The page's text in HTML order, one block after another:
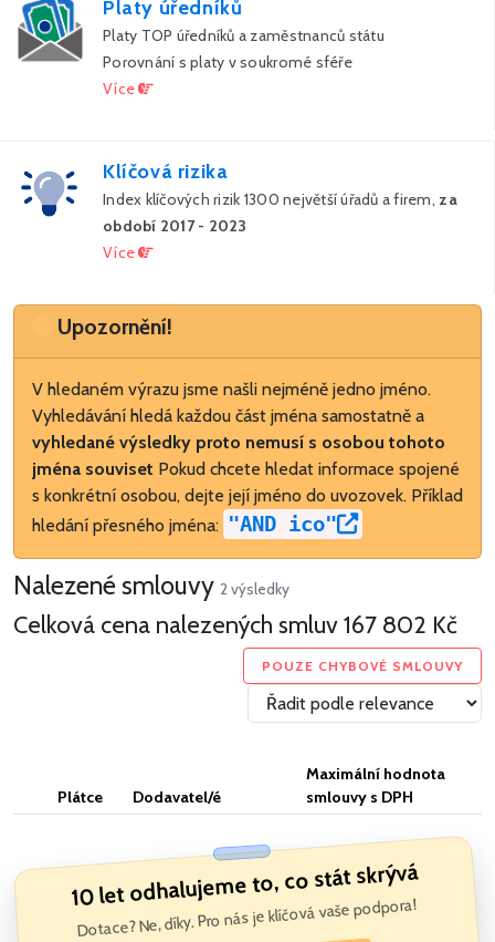
Platy úředníků
Platy TOP úředníků a zaměstnanců státu
Porovnání s platy v soukromé sféře
Více
Klíčová rizika
Index klíčových rizik 1300 největší úřadů a firem, za
období 2017 - 2023
Více
Upozornění
Upozornění!
V hledaném výrazu jsme našli nejméně jedno jméno.
Vyhledávání hledá každou část jména samostatně a
vyhledané výsledky proto nemusí s osobou tohoto
jména souviset Pokud chcete hledat informace spojené
s konkrétní osobou, dejte její jméno do uvozovek. Příklad
hledání přesného jména: "AND ico"
Nalezené smlouvy 2 výsledky
Celková cena nalezených smluv167 802 Kč
POUZE CHYBOVÉ SMLOUVY
Plátce Dodavatel/é
Maximální hodnota
smlouvy s DPH
10 let odhalujeme to, co stát skrývá
Dotace? Ne, díky. Pro nás je klíčová vaše podpora!